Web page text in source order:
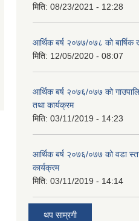
मिति: 08/23/2021 - 12:28
आर्थिक बर्ष २०७७/०७८ को बार्षिक
मिति: 12/05/2020 - 08:07
आर्थिक बर्ष २०७६/०७७ को
तथा कार्यक्रम
मिति: 03/11/2019 - 14:23
आर्थिक बर्ष २०७६/०७७ को वडा
कार्यक्रम
मिति: 03/11/2019 - 14:14
थप साम्रगी